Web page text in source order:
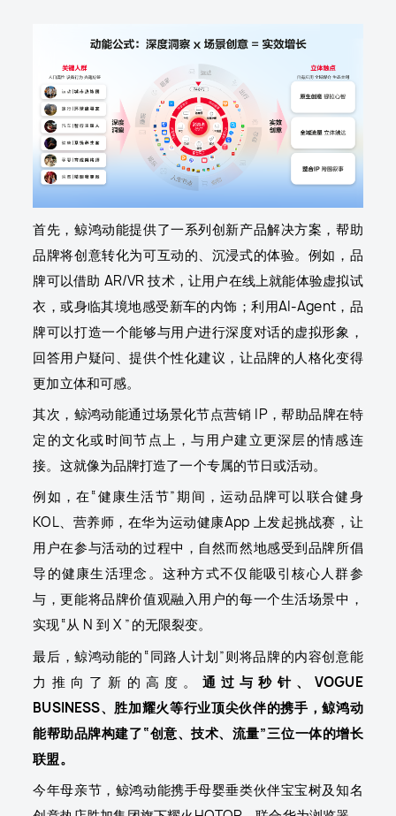
首先，鲸鸿动能提供了一系列创新产品解决方案，帮助
品牌将创意转化为可互动的、沉浸式的体验。例如，品
牌可以借助 AR/VR 技术，让用户在线上就能体验虚拟试
衣，或身临其境地感受新车的内饰；利用AI-Agent，品
牌可以打造一个能够与用户进行深度对话的虚拟形象，
回答用户疑问、提供个性化建议，让品牌的人格化变得
更加立体和可感。
其次，鲸鸿动能通过场景化节点营销 IP，帮助品牌在特
定的文化或时间节点上，与用户建立更深层的情感连
接。这就像为品牌打造了一个专属的节日或活动。
例如，在“健康生活节”期间，运动品牌可以联合健身
KOL、营养师，在华为运动健康App 上发起挑战赛，让
用户在参与活动的过程中，自然而然地感受到品牌所倡
导的健康生活理念。这种方式不仅能吸引核心人群参
与，更能将品牌价值观融入用户的每一个生活场景中，
实现“从 N 到 X ”的无限裂变。
最后，鲸鸿动能的“同路人计划”则将品牌的内容创意能
力推向了新的高度。 通过与秒针、VOGUE
BUSINESS、胜加耀火等行业顶尖伙伴的携手，鲸鸿动
能帮助品牌构建了“创意、技术、流量”三位一体的增长
联盟。
今年母亲节，鲸鸿动能携手母婴垂类伙伴宝宝树及知名